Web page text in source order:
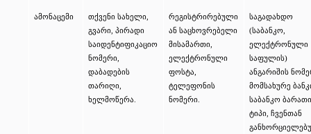
ამონაცემი
თქვენი სახელი,
გვარი, პირადი
საიდენტიფიკაციო
ნომერი,
დაბადების
თარიღი,
ხელმოწერა.
რეგისტრირებული
ან საცხოვრებელი
მისამართი,
ელექტრონული
ფოსტა,
ტელეფონის
ნომერი.
საგადახდო
(საბანკო,
ელექტრონული
საფულის)
ანგარიშის
მომსახურე
საბანკო
ტიპი, ჩვენთან